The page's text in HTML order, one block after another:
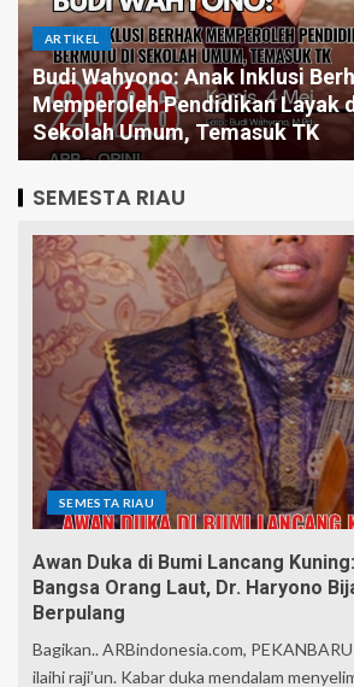
ARTIKEL
Budi Wahyono: Anak Inklusi
Memperoleh Pendidikan Layak
Sekolah Umum, Temasuk TK
SEMESTA RIAU
SEMESTA RIAU
Awan Duka di Bumi Lancang
Bangsa Orang Laut, Dr. Haryono
Berpulang
Bagikan.. ARBindonesia.com,
ilaihi raji’un. Kabar duka mendalam